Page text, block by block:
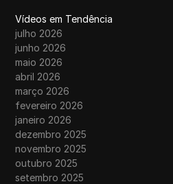
Vídeos em Tendência
julho 2026
junho 2026
maio 2026
abril 2026
março 2026
fevereiro 2026
janeiro 2026
dezembro 2025
novembro 2025
outubro 2025
setembro 2025